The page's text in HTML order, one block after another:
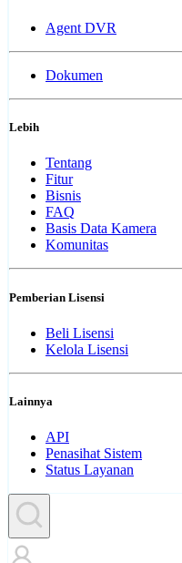
Agent DVR
Dokumen
Lebih
Tentang
Fitur
Bisnis
FAQ
Basis Data Kamera
Komunitas
Pemberian Lisensi
Beli Lisensi
Kelola Lisensi
Lainnya
API
Penasihat Sistem
Status Layanan